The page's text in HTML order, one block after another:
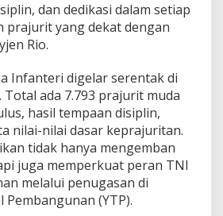
o
t
o
r
e
m
b
a
n
g
u
n
a
n
dan dedikasi dalam setiap
prajurit yang dekat dengan
Rio.
Infanteri digelar serentak di
ada 7.793 prajurit muda
hasil tempaan disiplin,
nilai-nilai dasar keprajuritan.
tidak hanya mengemban
juga memperkuat peran TNI
melalui penugasan di
(YTP).